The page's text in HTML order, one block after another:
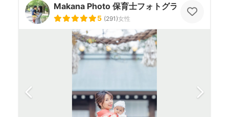
Makana Photo 保育士フォトグラファー
5 (291)女性